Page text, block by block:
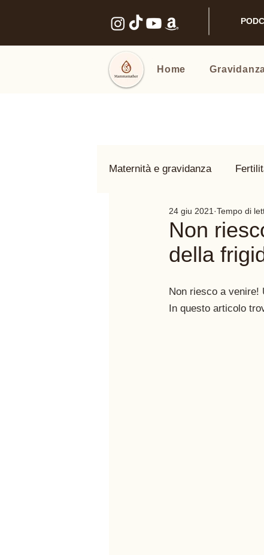
Home
Maternità e gravidanza
Benessere intimo Nomi
Non
della
24 giu 2021 Tempo di
Non riesco a venire!
In questo articolo